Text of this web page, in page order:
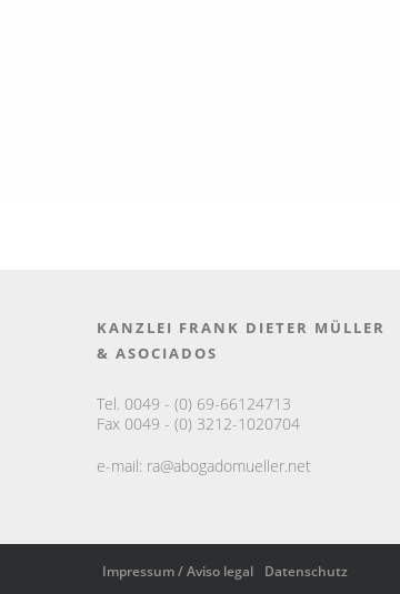
KANZLEI FRANK DIETER MÜLLER
& ASOCIADOS
Tel. 0049 - (0) 69-66124713
Fax 0049 - (0) 3212-1020704
e-mail: ra@abogadomueller.net
Impressum / Aviso legal Datenschutz